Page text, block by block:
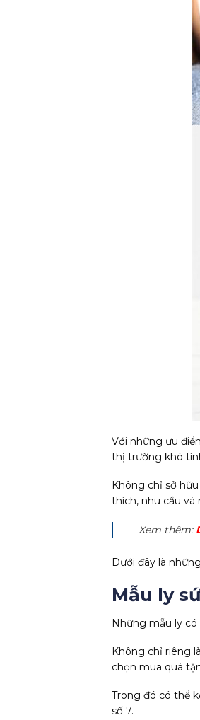
Với những ưu
thị trường khó
Không chỉ sở
thích, nhu cầu và
Xem thêm:
Dưới đây là
Mẫu ly
Những mẫu ly
Không chỉ riêng
chọn mua quà
Trong đó có thể
số 7.